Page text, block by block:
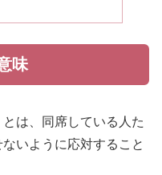
味
とは、同席している人た
いように応対すること